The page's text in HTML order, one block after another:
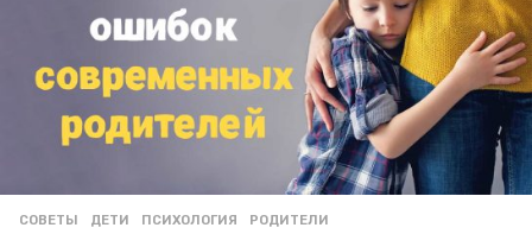
СОВЕТЫ ДЕТИ ,ПСИХОЛОГИЯ ,РОДИТЕЛИ